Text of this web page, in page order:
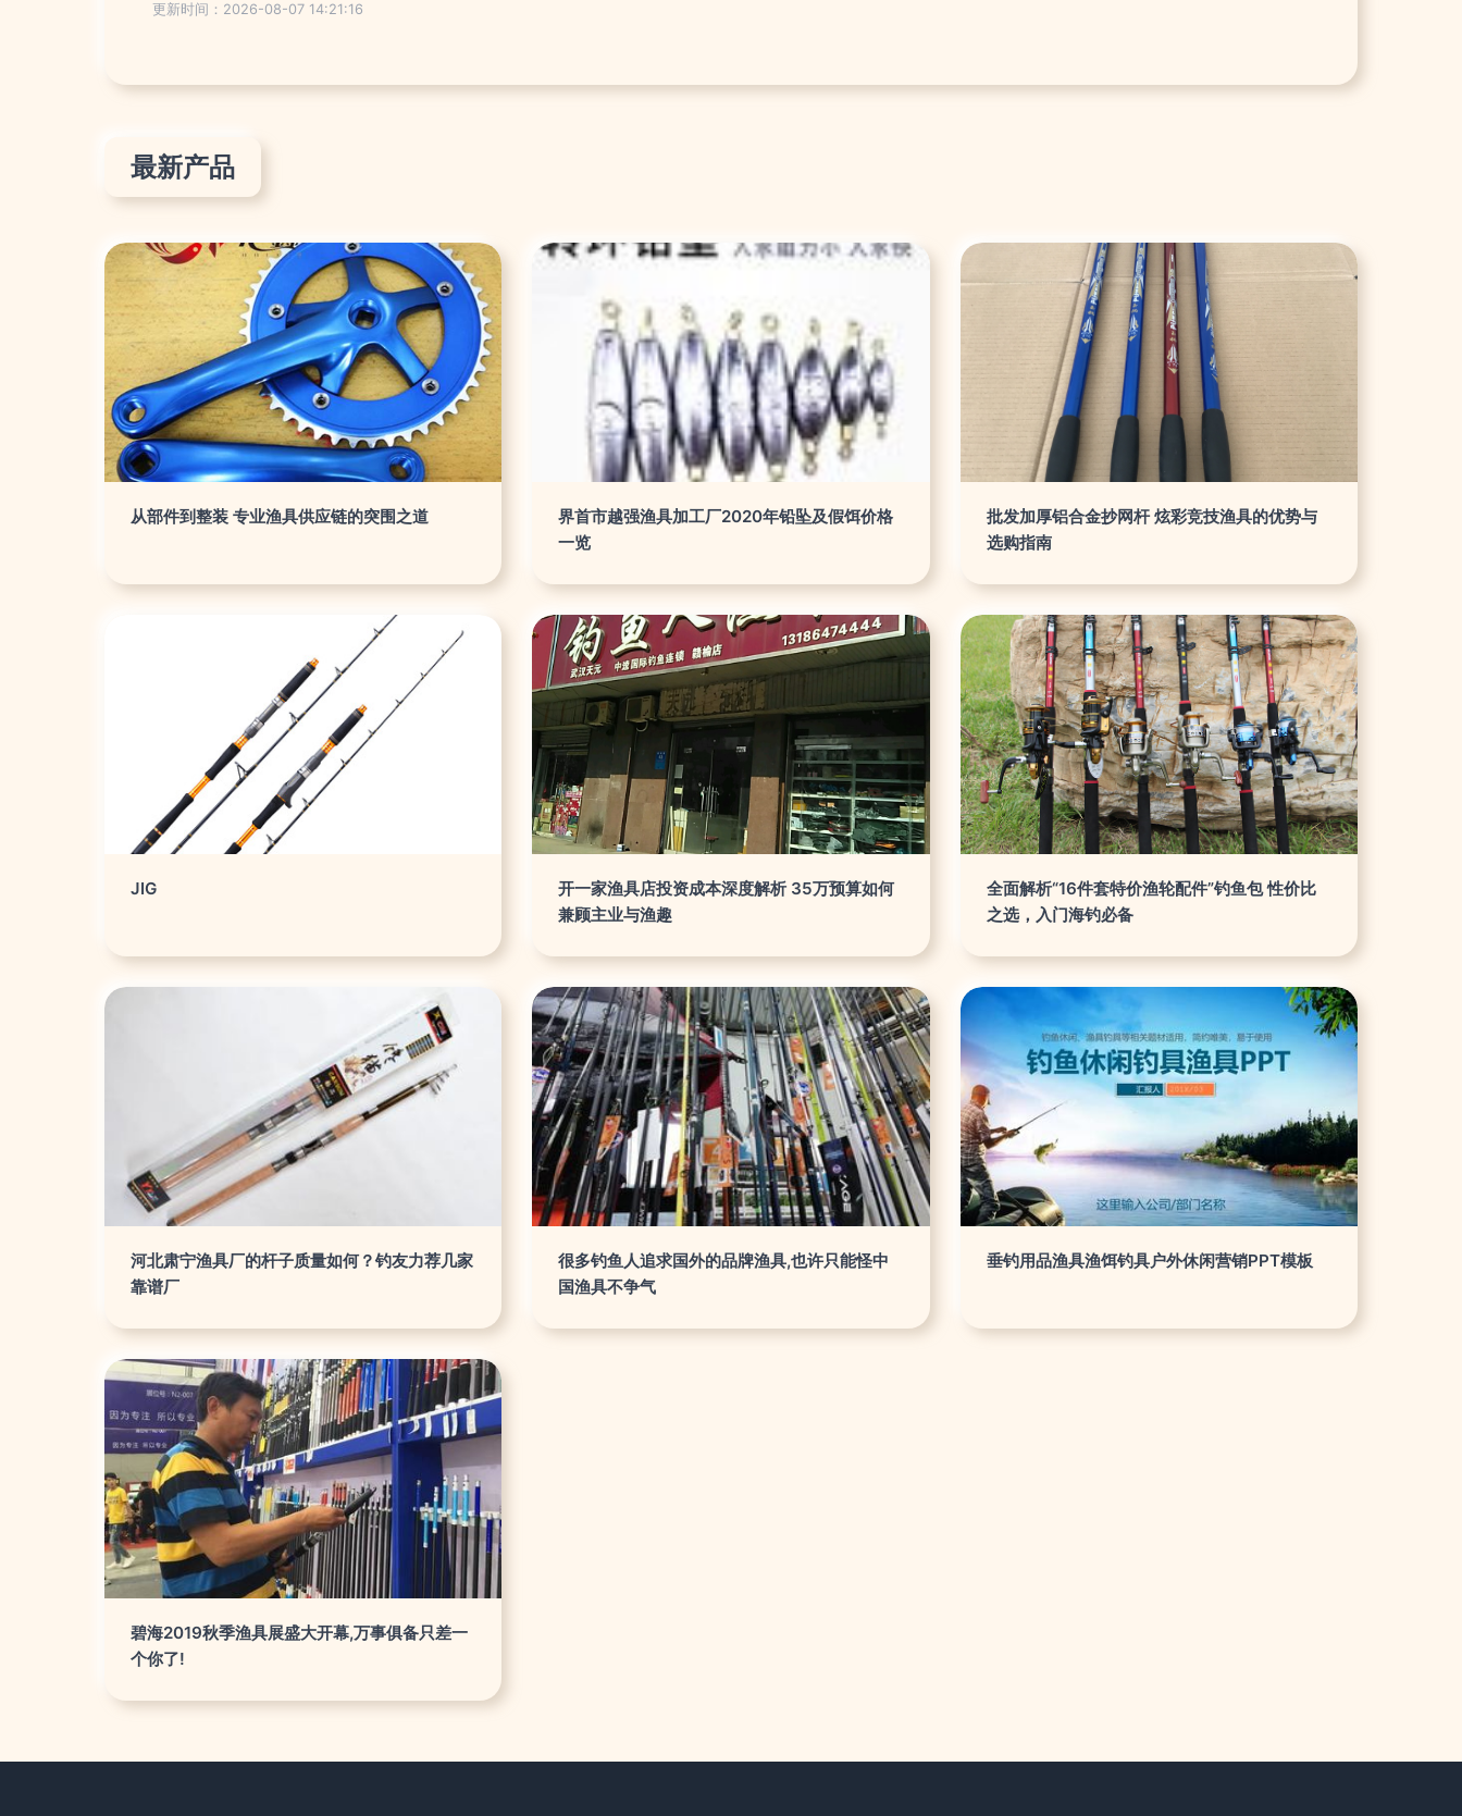
更新时间：2026-08-07 14:21:16
最新产品
从部件到整装 专业渔具供应链的突围之道
界首市越强渔具加工厂2020年铅坠及假饵价格
一览
批发加厚铝合金抄网杆 炫彩竞技渔具的优势与
选购指南
JIG
开一家渔具店投资成本深度解析 35万预算如何
兼顾主业与渔趣
全面解析“16件套特价渔轮配件”钓鱼包 性价比
之选，入门海钓必备
河北肃宁渔具厂的杆子质量如何？钓友力荐几家
靠谱厂
很多钓鱼人追求国外的品牌渔具,也许只能怪中
国渔具不争气
垂钓用品渔具渔饵钓具户外休闲营销PPT模板
碧海2019秋季渔具展盛大开幕,万事俱备只差一
个你了!